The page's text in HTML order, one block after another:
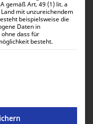
für
gemäß Art. 49 (1) lit. a
Land mit unzureichendem
beispielsweise die
Daten in
dass für
besteht.
für die eine